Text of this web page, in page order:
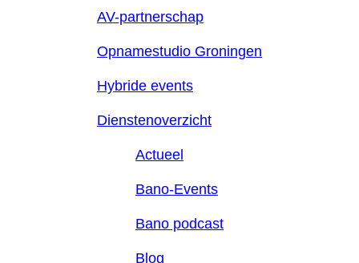
AV-partnerschap
Opnamestudio Groningen
Hybride events
Dienstenoverzicht
Actueel
Bano-Events
Bano podcast
Blog